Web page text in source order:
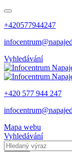
+420577944247
Vyhledávání
+420 577 944 247
Mapa webu
Vyhledávání